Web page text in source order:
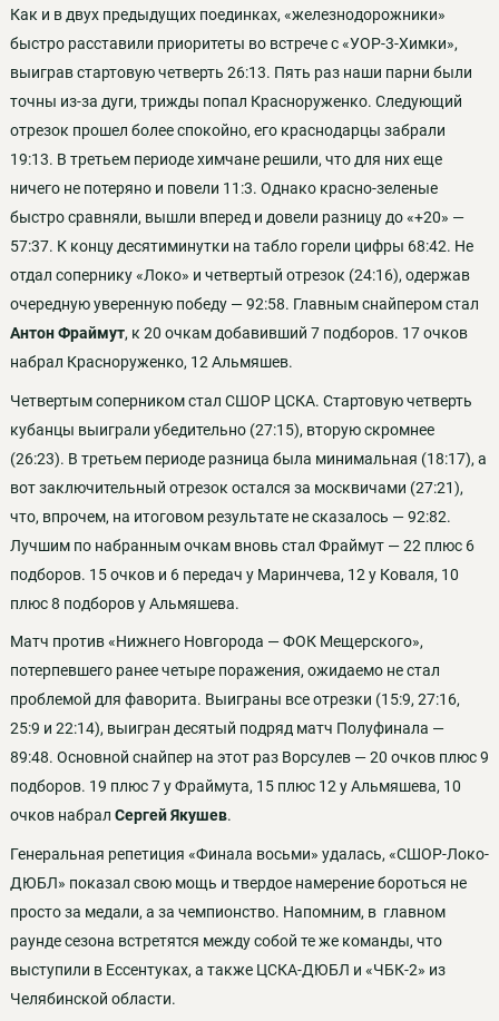
Как и в двух предыдущих поединках, «железнодорожники»
быстро расставили приоритеты во встрече с «УОР-3-Химки»,
выиграв стартовую четверть 26:13. Пять раз наши парни были
точны из-за дуги, трижды попал Красноруженко. Следующий
отрезок прошел более спокойно, его краснодарцы забрали
19:13. В третьем периоде химчане решили, что для них еще
ничего не потеряно и повели 11:3. Однако красно-зеленые
быстро сравняли, вышли вперед и довели разницу до «+20» —
57:37. К концу десятиминутки на табло горели цифры 68:42. Не
отдал сопернику «Локо» и четвертый отрезок (24:16), одержав
очередную уверенную победу — 92:58. Главным снайпером стал
Антон Фраймут, к 20 очкам добавивший 7 подборов. 17 очков
набрал Красноруженко, 12 Альмяшев.
Четвертым соперником стал СШОР ЦСКА. Стартовую четверть
кубанцы выиграли убедительно (27:15), вторую скромнее
(26:23). В третьем периоде разница была минимальная (18:17), а
вот заключительный отрезок остался за москвичами (27:21),
что, впрочем, на итоговом результате не сказалось — 92:82.
Лучшим по набранным очкам вновь стал Фраймут — 22 плюс 6
подборов. 15 очков и 6 передач у Маринчева, 12 у Коваля, 10
плюс 8 подборов у Альмяшева.
Матч против «Нижнего Новгорода — ФОК Мещерского»,
потерпевшего ранее четыре поражения, ожидаемо не стал
проблемой для фаворита. Выиграны все отрезки (15:9, 27:16,
25:9 и 22:14), выигран десятый подряд матч Полуфинала —
89:48. Основной снайпер на этот раз Ворсулев — 20 очков плюс 9
подборов. 19 плюс 7 у Фраймута, 15 плюс 12 у Альмяшева, 10
очков набрал Сергей Якушев.
Генеральная репетиция «Финала восьми» удалась, «СШОР-Локо-
ДЮБЛ» показал свою мощь и твердое намерение бороться не
просто за медали, а за чемпионство. Напомним, в главном
раунде сезона встретятся между собой те же команды, что
выступили в Ессентуках, а также ЦСКА-ДЮБЛ и «ЧБК-2» из
Челябинской области.